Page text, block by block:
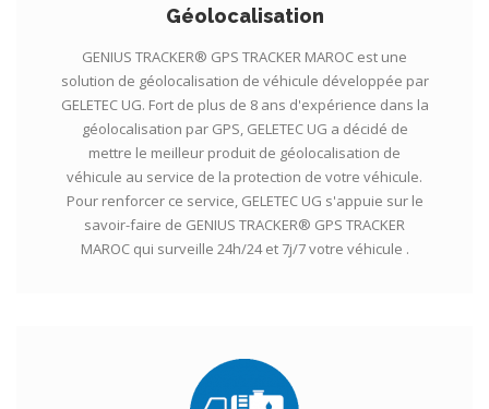
Géolocalisation
GENIUS TRACKER® GPS TRACKER MAROC est une
solution de géolocalisation de véhicule développée par
GELETEC UG. Fort de plus de 8 ans d'expérience dans la
géolocalisation par GPS, GELETEC UG a décidé de
mettre le meilleur produit de géolocalisation de
véhicule au service de la protection de votre véhicule.
Pour renforcer ce service, GELETEC UG s'appuie sur le
savoir-faire de GENIUS TRACKER® GPS TRACKER
MAROC qui surveille 24h/24 et 7j/7 votre véhicule .